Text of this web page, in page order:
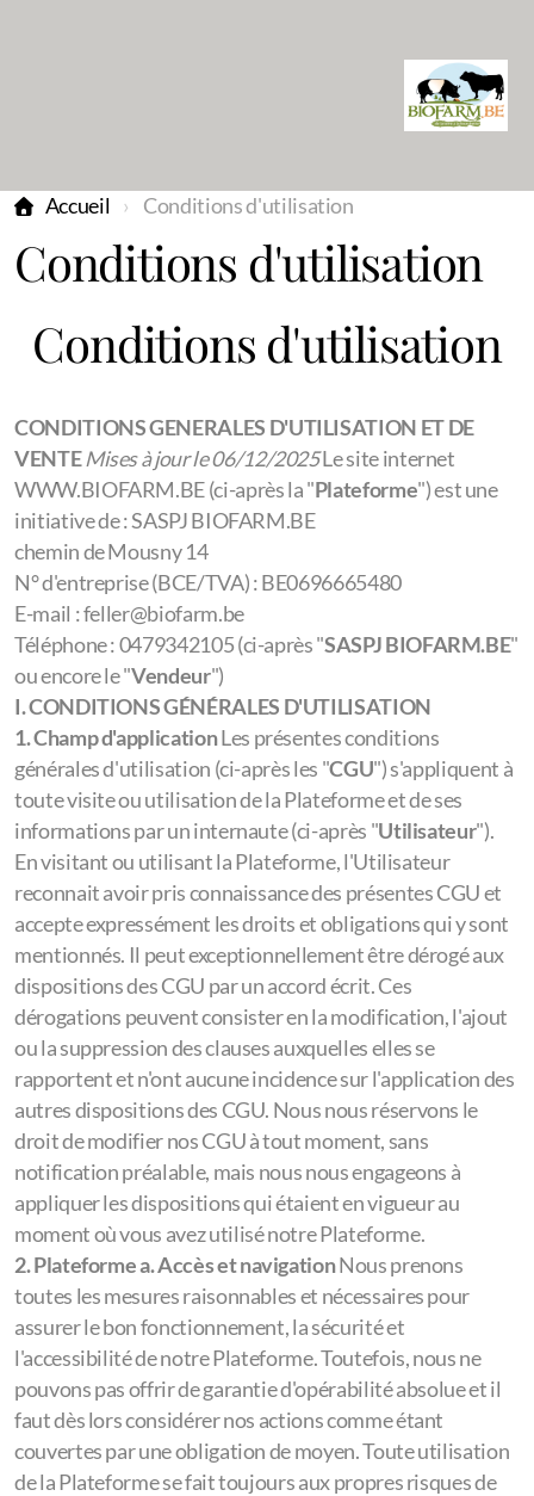
Accueil Conditions d'utilisation
Conditions d'utilisation
Conditions d'utilisation
CONDITIONS GENERALES D'UTILISATION ET DE
VENTE Mises à jour le 06/12/2025Le site internet
WWW.BIOFARM.BE (ci-après la "Plateforme") est une
initiative de : SASPJ BIOFARM.BE
chemin de Mousny 14
N° d'entreprise (BCE/TVA) : BE0696665480
E-mail : feller@biofarm.be
Téléphone : 0479342105 (ci-après "SASPJ BIOFARM.BE"
ou encore le "Vendeur")
I. CONDITIONS GÉNÉRALES D'UTILISATION
1. Champ d'applicationLes présentes conditions
générales d'utilisation (ci-après les "CGU") s'appliquent à
toute visite ou utilisation de la Plateforme et de ses
informations par un internaute (ci-après "Utilisateur").
En visitant ou utilisant la Plateforme, l'Utilisateur
reconnait avoir pris connaissance des présentes CGU et
accepte expressément les droits et obligations qui y sont
mentionnés. Il peut exceptionnellement être dérogé aux
dispositions des CGU par un accord écrit. Ces
dérogations peuvent consister en la modification, l'ajout
ou la suppression des clauses auxquelles elles se
rapportent et n'ont aucune incidence sur l'application des
autres dispositions des CGU. Nous nous réservons le
droit de modifier nos CGU à tout moment, sans
notification préalable, mais nous nous engageons à
appliquer les dispositions qui étaient en vigueur au
moment où vous avez utilisé notre Plateforme.
2. Plateformea. Accès et navigationNous prenons
toutes les mesures raisonnables et nécessaires pour
assurer le bon fonctionnement, la sécurité et
l'accessibilité de notre Plateforme. Toutefois, nous ne
pouvons pas offrir de garantie d'opérabilité absolue et il
faut dès lors considérer nos actions comme étant
couvertes par une obligation de moyen. Toute utilisation
de la Plateforme se fait toujours aux propres risques de